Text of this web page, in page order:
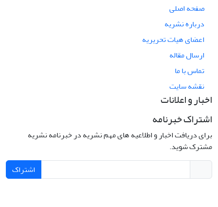
صفحه اصلی
درباره نشریه
اعضای هیات تحریریه
ارسال مقاله
تماس با ما
نقشه سایت
اخبار و اعلانات
اشتراک خبرنامه
برای دریافت اخبار و اطلاعیه های مهم نشریه در خبرنامه نشریه
مشترک شوید.
اشتراک